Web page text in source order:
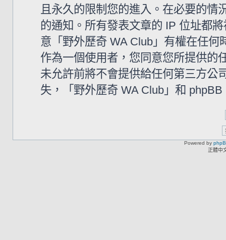
且永久的限制您的進入。在必要的情
的通知。所有發表文章的 IP 位址都
意「野外歷奇 WA Club」有權在任
作為一個使用者，您同意您所提供的
未允許前將不會提供給任何第三方公
失，「野外歷奇 WA Club」和
Powered by
正體中